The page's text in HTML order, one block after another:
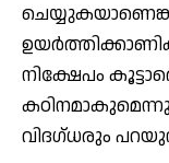
നിക്ഷേപം
വിദഗ്ധരും